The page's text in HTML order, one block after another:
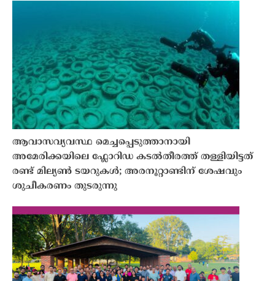
ആവാസവ്യവസ്ഥ മെച്ചപ്പെടുത്താനായി
അമേരിക്കയിലെ ഫ്ലോറിഡ കടൽതീരത്ത് തള്ളിയിട്ടത്
രണ്ട് മില്യൺ ടയറുകൾ; അരനൂറ്റാണ്ടിന് ശേഷവും
ശുചീകരണം തുടരുന്നു